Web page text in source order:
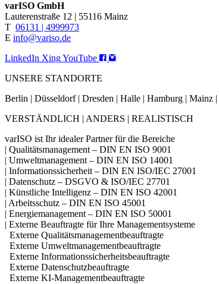
varISO GmbH
Lauterenstraße 12 | 55116 Mainz
T 06131 | 4999973
E info@variso.de
LinkedIn XingYouTube
UNSERE STANDORTE
Berlin | Düsseldorf | Dresden | Halle | Hamburg |
VERSTÄNDLICH | ANDERS | REALISTISCH
varISO ist Ihr idealer Partner für die Bereiche
| Qualitätsmanagement – DIN EN ISO 9001
| Umweltmanagement – DIN EN ISO 14001
| Informationssicherheit – DIN EN ISO/IEC 27001
| Datenschutz – DSGVO & ISO/IEC 27701
| Künstliche Intelligenz – DIN EN ISO 42001
| Arbeitsschutz – DIN EN ISO 45001
| Energiemanagement – DIN EN ISO 50001
| Externe Beauftragte für Ihre Managementsysteme
Externe Qualitätsmanagementbeauftragte
Externe Umweltmanagementbeauftragte
Externe Informationssicherheitsbeauftragte
Externe Datenschutzbeauftragte
Externe KI-Managementbeauftragte